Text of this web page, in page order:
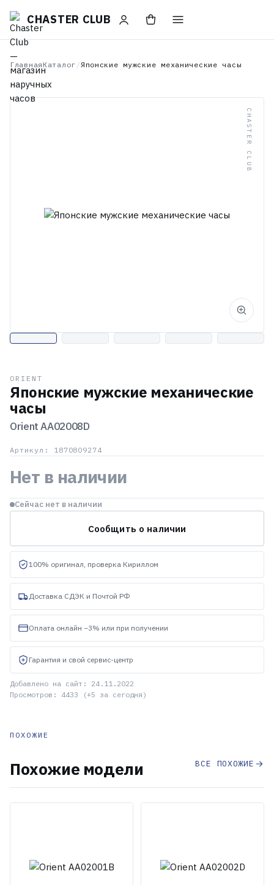
CHASTER CLUB
Главная Каталог /Японские мужские механические часы
CHASTER CLUB
ORIENT
Японские мужские механические
часы
OrientAA02008D
Артикул: 1870809274
Нет в наличии
Сейчас нет в наличии
Сообщить о наличии
100% оригинал, проверка Кириллом
Доставка СДЭК и Почтой РФ
Оплата онлайн −3% или при получении
Гарантия и свой сервис-центр
Добавлено на сайт: 24.11.2022
Просмотров: 4433 (+5 за сегодня)
ПОХОЖИЕ
Похожие модели ВСЕ ПОХОЖИЕ